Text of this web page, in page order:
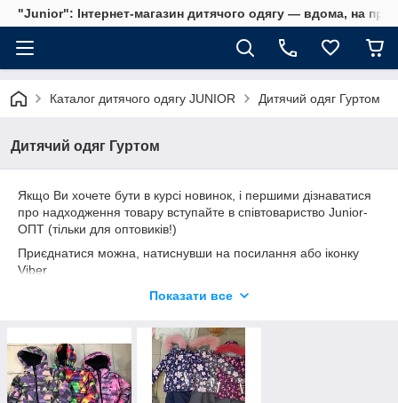
"Junior": Інтернет-магазин дитячого одягу — вдома, на
Каталог дитячого одягу JUNIOR Дитячий одяг Гуртом
Дитячий одяг Гуртом
Якщо Ви хочете бути в курсі новинок, і першими дізнаватися
про надходження товару вступайте в співтовариство Junior-
ОПТ (тільки для оптовиків!)
Приєднатися можна, натиснувши на посилання або іконку
Viber
ПОСИЛАННЯ
Показати все